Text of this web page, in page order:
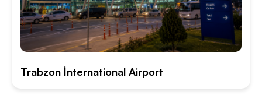
Trabzon İnternational Airport